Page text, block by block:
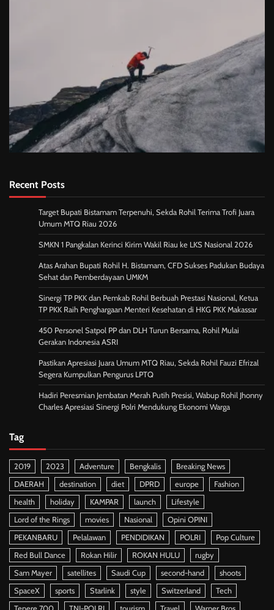
Recent Posts
Target Bupati Bistamam Terpenuhi, Sekda Rohil Terima Trofi Juara
Umum MTQ Riau 2026
SMKN 1 Pangkalan Kerinci Kirim Wakil Riau ke LKS Nasional 2026
Atas Arahan Bupati Rohil H. Bistamam, CFD Sukses Padukan Budaya
Sehat dan Pemberdayaan UMKM
Sinergi TP PKK dan Pemkab Rohil Berbuah Prestasi Nasional, Ketua
TP PKK Raih Penghargaan Menteri Kesehatan di HKG PKK Makassar
450 Personel Satpol PP dan DLH Turun Bersama, Rohil Mulai
Gerakan Indonesia ASRI
Pastikan Apresiasi Juara Umum MTQ Riau, Sekda Rohil Fauzi Efrizal
Segera Kumpulkan Pengurus LPTQ
Hadiri Peresmian Jembatan Merah Putih Presisi, Wabup Rohil Jhonny
Charles Apresiasi Sinergi Polri Mendukung Ekonomi Warga
Tag
2019 2023 Adventure Bengkalis
Breaking News
DAERAH
destination diet DPRD europe
Fashion
health
holiday KAMPAR launch
Lifestyle
Lord of the Rings
movies Nasional
Opini OPINI
PEKANBARU
Pelalawan PENDIDIKAN POLRI
Pop Culture
Red Bull Dance
Rokan Hilir ROKAN HULU
rugby
Sam Mayer
satellites Saudi Cup second-hand
shoots
SpaceX
sports Starlink style Switzerland
Tech